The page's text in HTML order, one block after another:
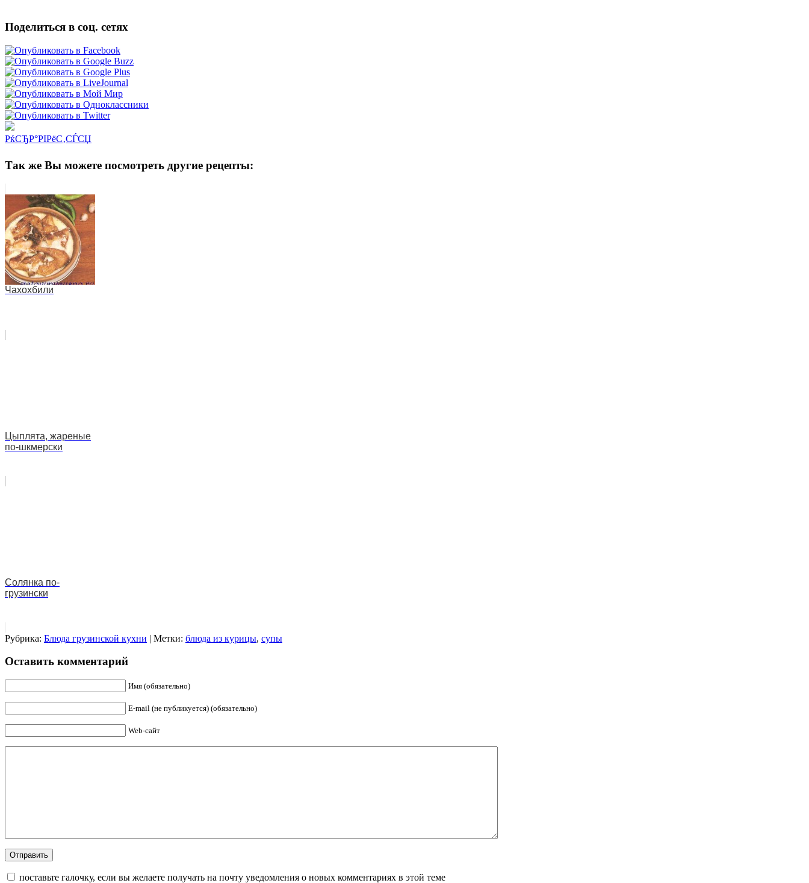
Поделиться в соц. сетях
РќСЂР°РІРёС‚СЃСЏ
Так же Вы можете посмотреть другие рецепты:
Чахохбили
Цыплята, жареные
по-шкмерски
Солянка по-
грузински
Рубрика: Блюда грузинской кухни | Метки: блюда из курицы, супы
Оставить комментарий
Имя (обязательно)
E-mail (не публикуется) (обязательно)
Web-сайт
поставьте галочку, если вы желаете получать на почту уведомления о новых комментариях в этой теме